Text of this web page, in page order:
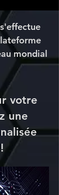
s'effectue
mondial
votre
une